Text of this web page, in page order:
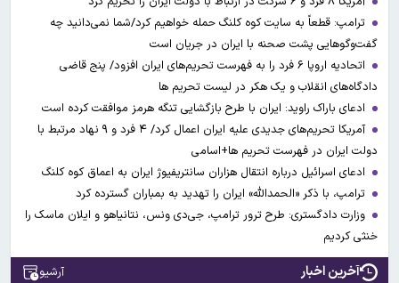
ترامپ: قطعاً به سایت کوه کلنگ حمله خواهیم کرد/شما نمی‌دانید چه
گفت‌وگوهایی پشت صحنه با ایران در جریان است
اتحادیه اروپا ۶ فرد را به فهرست تحریم‌های ایران افزود/ پنج قاضی
دادگاه‌های انقلاب و یک هکر در لیست تحریم ها
ادعای باراک راوید: ایران با طرح بازگشایی تنگه هرمز موافقت کرده است
آمریکا تحریم‌های جدیدی علیه ایران اعمال کرد/ ۴ فرد و ۹ نهاد مرتبط با
دولت ایران در فهرست تحریم ها+اسامی
ادعای اسرائیل درباره انتقال هزاران سانتریفیوژ ایران به اعماق کوه کلنگ
ترامپ، با ذکر «الحمدالله» ایران را تهدید به بمباران گسترده کرد
وزارت دادگستری: طرح ترور ترامپ، جی‌دی ونس، نتانیاهو و ایلان ماسک را
خنثی کردیم
آخرین اخبار آرشیو